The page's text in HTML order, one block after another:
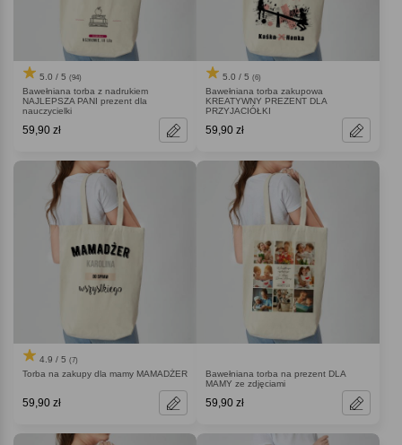
5.0 / 5 (94)
Bawełniana torba z nadrukiem
NAJLEPSZA PANI prezent dla
nauczycielki
59,90 zł
5.0 / 5 (6)
Bawełniana torba zakupowa
KREATYWNY PREZENT DLA
PRZYJACIÓŁKI
59,90 zł
4.9 / 5 (7)
Torba na zakupy dla mamy MAMADŻER
59,90 zł
Bawełniana torba na prezent DLA
MAMY ze zdjęciami
59,90 zł